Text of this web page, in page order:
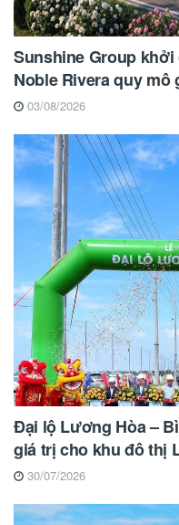
Sunshine Group
Noble Rivera quy mô
03/08/2026
Đại lộ Lương Hòa –
giá trị cho khu đô thị
30/07/2026